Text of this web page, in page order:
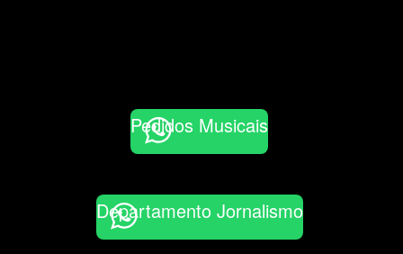
Pedidos Musicais
Departamento Jornalismo